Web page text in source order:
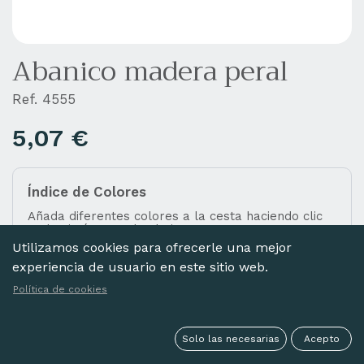
Abanico madera peral
Índice de Colores
Añada diferentes colores a la cesta haciendo clic
en las imágenes de abajo.
Ref. 4555
5,07 €
Utilizamos cookies para ofrecerle una mejor
experiencia de usuario en este sitio web.
Política de cookies
Solo las necesarias Acepto